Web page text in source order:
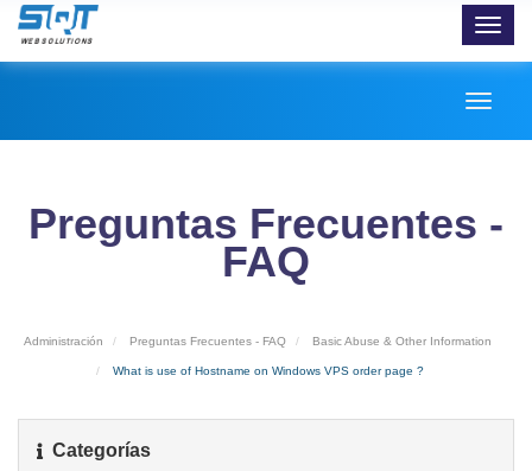
Preguntas Frecuentes -
FAQ
Administración Preguntas Frecuentes - FAQ Basic Abuse & Other Information
What is use of Hostname on Windows VPS order page ?
Categorías